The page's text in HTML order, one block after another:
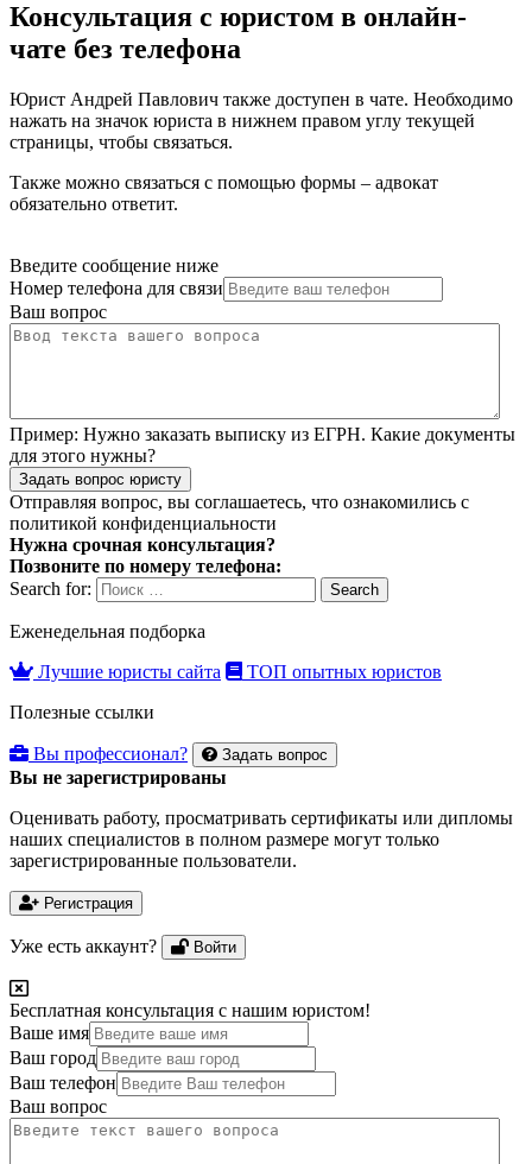
Консультация с юристом в онлайн-
чате без телефона
Юрист Андрей Павлович также доступен в чате. Необходимо
нажать на значок юриста в нижнем правом углу текущей
страницы, чтобы связаться.
Также можно связаться с помощью формы – адвокат
обязательно ответит.
Введите сообщение ниже
Номер телефона для связи
Ваш вопрос
Пример: Нужно заказать выписку из ЕГРН. Какие документы
для этого нужны?
Задать вопрос юристу
Отправляя вопрос, вы соглашаетесь, что ознакомились с
политикой конфиденциальности
Нужна срочная консультация?
Позвоните по номеру телефона:
Search for:
Search
Еженедельная подборка
Лучшие юристы сайта
ТОП опытных юристов
Полезные ссылки
Вы профессионал? Задать вопрос
Вы не зарегистрированы
Оценивать работу, просматривать сертификаты или дипломы
наших специалистов в полном размере могут только
зарегистрированные пользователи.
Регистрация
Уже есть аккаунт? Войти
Бесплатная консультация с нашим юристом!
Ваше имя
Ваш город
Ваш телефон
Ваш вопрос